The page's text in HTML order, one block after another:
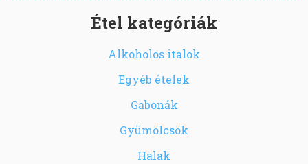
Étel kategóriák
Alkoholos italok
Egyéb ételek
Gabonák
Gyümölcsök
Halak